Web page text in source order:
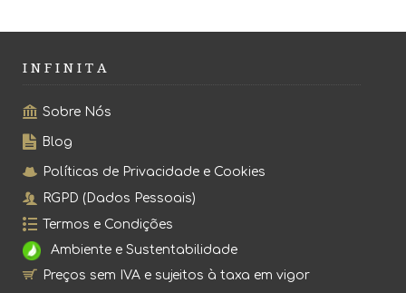
I N F I N I T A
Sobre Nós
Blog
Políticas de Privacidade e Cookies
RGPD (Dados Pessoais)
Termos e Condições
Ambiente e Sustentabilidade
Preços sem IVA e sujeitos à taxa em vigor